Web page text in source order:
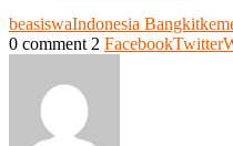
beasiswaIndonesia Bangkit
0 comment 2 FacebookTwitter